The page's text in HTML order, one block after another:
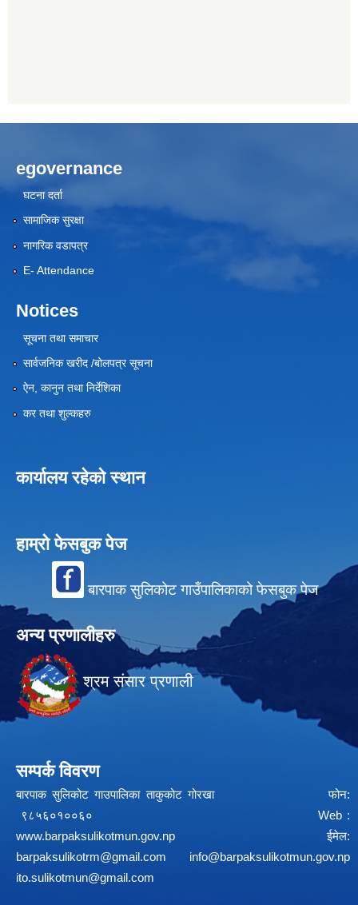
egovernance
घटना दर्ता
सामाजिक सुरक्षा
नागरिक वडापत्र
E- Attendance
Notices
सूचना तथा समाचार
सार्वजनिक खरीद /बोलपत्र सूचना
ऐन, कानुन तथा निर्देशिका
कर तथा शुल्कहरु
कार्यालय रहेको स्थान
हाम्रो फेसबुक पेज
बारपाक सुलिकोट गाउँपालिकाको फेसबुक पेज
अन्य प्रणालीहरु
श्रम संसार प्रणाली
सम्पर्क विवरण
बारपाक सुलिकोट गाउपालिका ताकुकोट गोरखा फोन:
९८५६०१००६० Web :
www.barpaksulikotmun.gov.np
ईमेल:
barpaksulikotrm@gmail.com
info@barpaksulikotmun.gov.np
ito.sulikotmun@gmail.com